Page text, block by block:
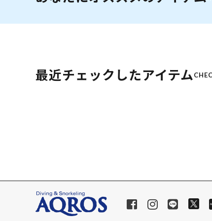
最近チェックしたアイテム